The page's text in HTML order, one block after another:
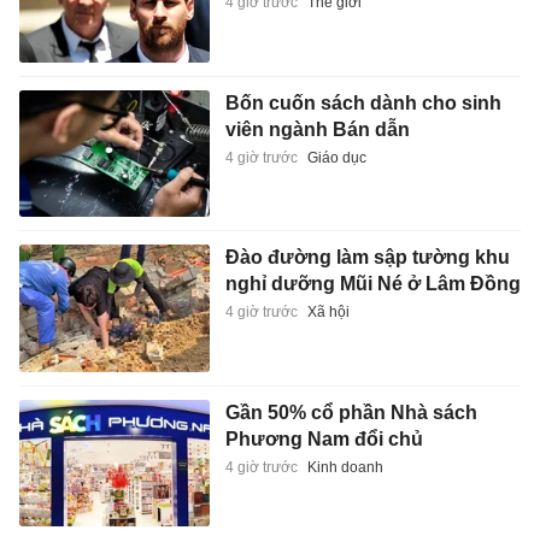
Bốn cuốn sách dành cho sinh
viên ngành Bán dẫn
4 giờ trước Giáo dục
Đào đường làm sập tường khu
nghỉ dưỡng Mũi Né ở Lâm Đồng
4 giờ trước Xã hội
Gần 50% cổ phần Nhà sách
Phương Nam đổi chủ
4 giờ trước Kinh doanh